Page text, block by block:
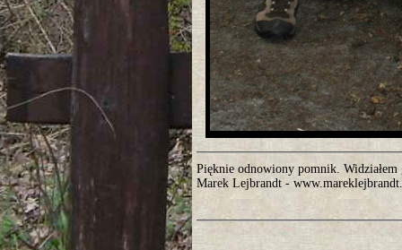
Pięknie odnowiony pomnik.
Marek Lejbrandt -